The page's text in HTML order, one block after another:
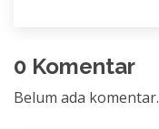
0 Komentar
Belum ada komentar.